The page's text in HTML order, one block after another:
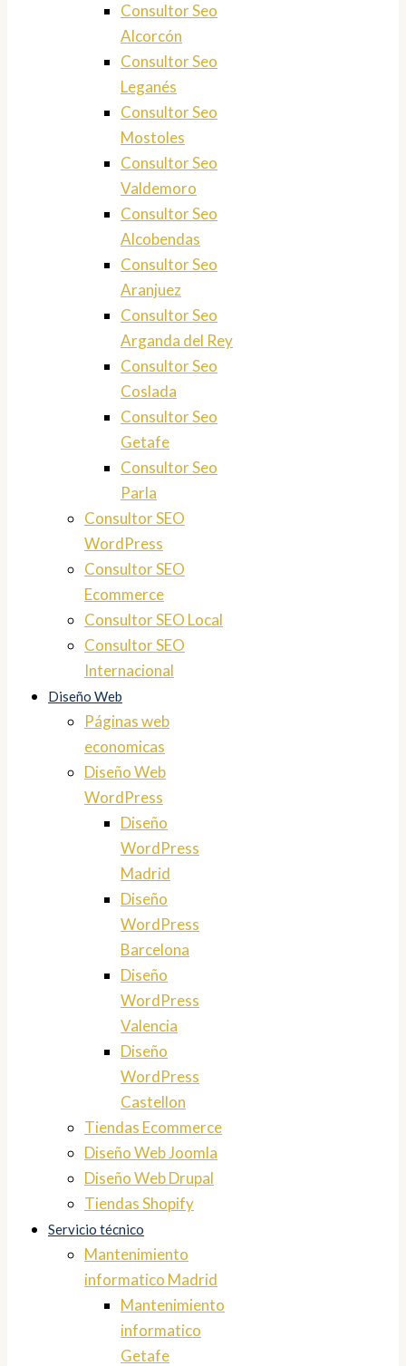
Consultor Seo
Alcorcón
Consultor Seo
Leganés
Consultor Seo
Mostoles
Consultor Seo
Valdemoro
Consultor Seo
Alcobendas
Consultor Seo
Aranjuez
Consultor Seo
Arganda del Rey
Consultor Seo
Coslada
Consultor Seo
Getafe
Consultor Seo
Parla
Consultor SEO
WordPress
Consultor SEO
Ecommerce
Consultor SEO Local
Consultor SEO
Internacional
Diseño Web
Páginas web
economicas
Diseño Web
WordPress
Diseño
WordPress
Madrid
Diseño
WordPress
Barcelona
Diseño
WordPress
Valencia
Diseño
WordPress
Castellon
Tiendas Ecommerce
Diseño Web Joomla
Diseño Web Drupal
Tiendas Shopify
Servicio técnico
Mantenimiento
informatico Madrid
Mantenimiento
informatico
Getafe